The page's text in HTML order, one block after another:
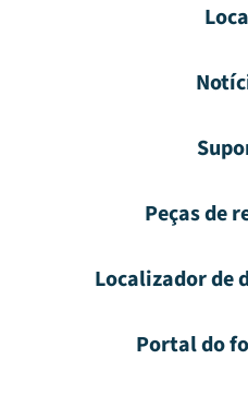
Peças de
Localizador de
Portal do